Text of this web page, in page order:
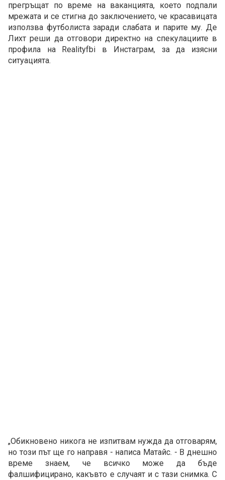
прегръщат по време на ваканцията, което подпали
мрежата и се стигна до заключението, че красавицата
използва футболиста заради слабата и парите му. Де
Лихт реши да отговори директно на спекулациите в
профила на Realityfbi в Инстаграм, за да изясни
ситуацията.
„Обикновено никога не изпитвам нужда да отговарям,
но този път ще го направя - написа Матайс. - В днешно
време знаем, че всичко може да бъде
фалшифицирано, какъвто е случаят и с тази снимка. С